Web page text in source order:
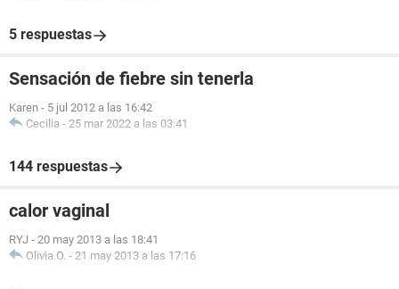
5 respuestas
Sensación de fiebre sin tenerla
Karen - 5 jul 2012 a las 16:42
Cecilia - 25 mar 2022 a las 03:41
144 respuestas
calor vaginal
RYJ - 20 may 2013 a las 18:41
Olivia.O. - 21 may 2013 a las 17:16